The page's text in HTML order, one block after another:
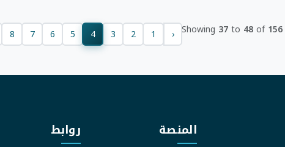
Showing 37to 48of156
‹
1
2
3
4
5
6
7
8
المنصة روابط